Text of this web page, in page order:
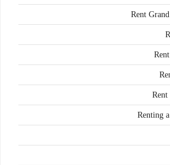
Rent
Rent
Renting